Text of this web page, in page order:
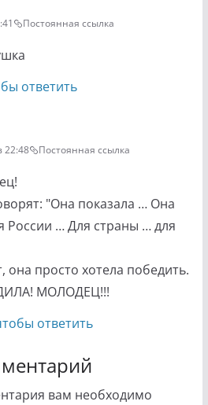
Постоянная ссылка
ответить
22:48 Постоянная ссылка
"Она показала … Она
России … Для страны … для
она просто хотела победить.
МОЛОДЕЦ!!!
ответить
вам необходимо